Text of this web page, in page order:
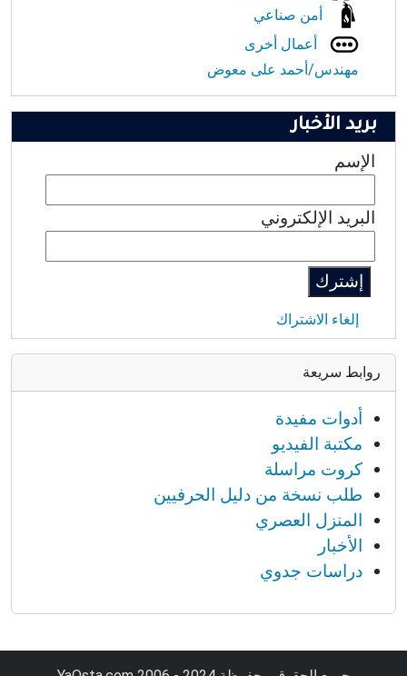
أمن صناعي
أعمال أخرى
مهندس/أحمد على معوض
بريد الأخبار
الإسم
البريد الإلكتروني
إلغاء الاشتراك
روابط سريعة
أدوات مفيدة
مكتبة الفيديو
كروت مراسلة
طلب نسخة من دليل الحرفيين
المنزل العصري
الأخبار
دراسات جدوي